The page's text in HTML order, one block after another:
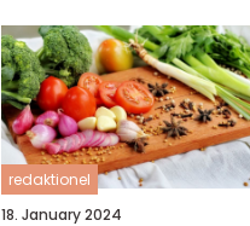
redaktionel
18. January 2024